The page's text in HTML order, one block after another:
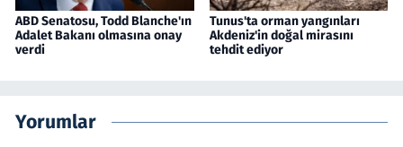
ABD Senatosu, Todd Blanche'ın
Adalet Bakanı olmasına onay
verdi
Tunus'ta orman yangınları
Akdeniz'in doğal mirasını
tehdit ediyor
Yorumlar